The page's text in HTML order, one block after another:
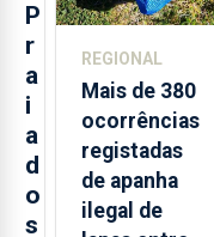
P
r
a
i
a
d
o
s
REGIONAL
Mais de 380
ocorrências
registadas
de apanha
ilegal de